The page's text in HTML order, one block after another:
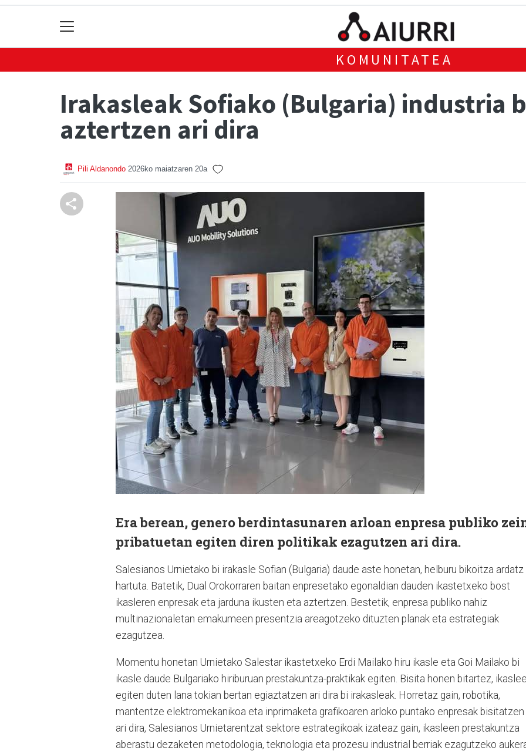
KOMUNITATEA
Irakasleak Sofiako (Bulgaria) industria
aztertzen ari dira
Pili Aldanondo 2026ko maiatzaren 20a
Era berean, genero berdintasunaren arloan enpresa publiko
pribatuetan egiten diren politikak ezagutzen ari dira.
Salesianos Urnietako bi irakasle Sofian (Bulgaria) daude aste honetan, helburu bikoitza ardatz
hartuta. Batetik, Dual Orokorraren baitan enpresetako egonaldian dauden ikastetxeko bost
ikasleren enpresak eta jarduna ikusten eta aztertzen. Bestetik, enpresa publiko nahiz
multinazionaletan emakumeen presentzia areagotzeko dituzten planak eta estrategiak
ezagutzea.
Momentu honetan Urnietako Salestar ikastetxeko Erdi Mailako hiru ikasle eta Goi Mailako bi
ikasle daude Bulgariako hiriburuan prestakuntza-praktikak egiten. Bisita honen bitartez,
egiten duten lana tokian bertan egiaztatzen ari dira bi irakasleak. Horretaz gain, robotika,
mantentze elektromekanikoa eta inprimaketa grafikoaren arloko puntako enpresak bisitatzen
ari dira, Salesianos Urnietarentzat sektore estrategikoak izateaz gain, ikasleen prestakuntza
aberastu dezaketen metodologia, teknologia eta prozesu industrial berriak ezagutzeko